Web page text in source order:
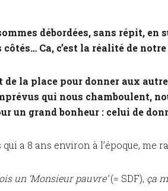
débordées, sans répit, en
Ca, c’est la réalité de
la place pour donner aux
qui nous chamboulent,
un grand bonheur : celui de
a 8 ans environ à l’époque, me
un ‘Monsieur pauvre’(= SDF), ça